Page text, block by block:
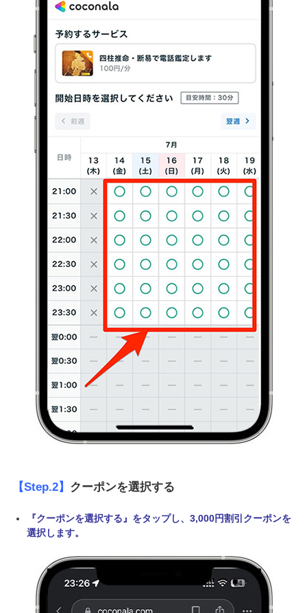
【Step.2】 クーポンを選択する
『クーポンを選択する』をタップし、3,000円割引クーポンを
選択します。